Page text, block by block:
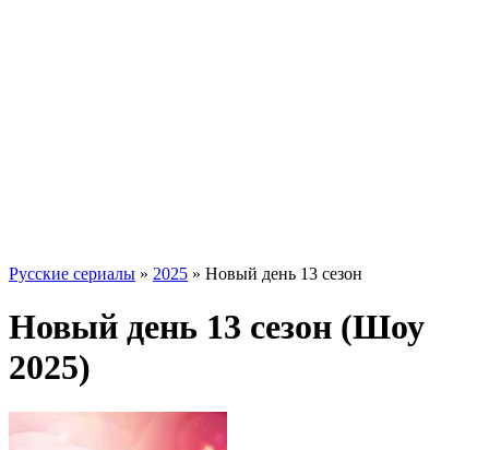
Русские сериалы » 2025 » Новый день 13 сезон
Новый день 13 сезон (Шоу
2025)